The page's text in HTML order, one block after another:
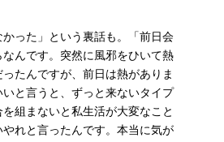
った」という裏話も。「前日会
んです。突然に風邪をひいて熱
たんですが、前日は熱がありま
と言うと、ずっと来ないタイプ
組まないと私生活が大変なこと
れと言ったんです。本当に気が